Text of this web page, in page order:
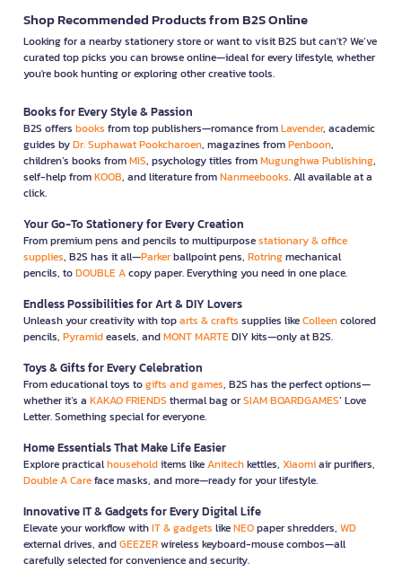
Shop Recommended Products from B2S Online
Looking for a nearby stationery store or want to visit B2S but can't? We’ve
curated top picks you can browse online—ideal for every lifestyle, whether
you're book hunting or exploring other creative tools.
Books for Every Style & Passion
B2S offers books from top publishers—romance fromLavender, academic
guides byDr. Suphawat Pookcharoen, magazines fromPenboon,
children’s books fromMIS, psychology titles fromMugunghwa Publishing,
self-help fromKOOB, and literature fromNanmeebooks. All available at a
click.
Your Go-To Stationery for Every Creation
From premium pens and pencils to multipurposestationary & office
supplies, B2S has it all—Parkerballpoint pens, Rotringmechanical
pencils, toDOUBLE Acopy paper. Everything you need in one place.
Endless Possibilities for Art & DIY Lovers
Unleash your creativity with toparts & crafts supplies likeColleencolored
pencils, Pyramideasels, andMONT MARTEDIY kits—only at B2S.
Toys & Gifts for Every Celebration
From educational toys togifts and games, B2S has the perfect options—
whether it’s a KAKAO FRIENDS thermal bag orSIAM BOARDGAMES’ Love
Letter. Something special for everyone.
Home Essentials That Make Life Easier
Explore practicalhouseholditems likeAnitechkettles, Xiaomiair purifiers,
Double A Careface masks, and more—ready for your lifestyle.
Innovative IT & Gadgets for Every Digital Life
Elevate your workflow withIT & gadgets likeNEOpaper shredders, WD
external drives, andGEEZERwireless keyboard-mouse combos—all
carefully selected for convenience and security.